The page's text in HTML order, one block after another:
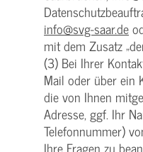
info@svg-saar.de
mit dem Zusatz
(3) Bei Ihrer
Mail oder über ein
die von Ihnen
Adresse, ggf. Ihr
Telefonnummer)